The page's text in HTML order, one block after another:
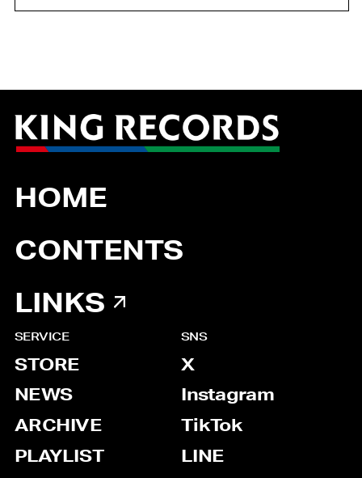
HOME
CONTENTS
LINKS
SERVICE
STORE
NEWS
ARCHIVE
PLAYLIST
SNS
X
Instagram
TikTok
LINE